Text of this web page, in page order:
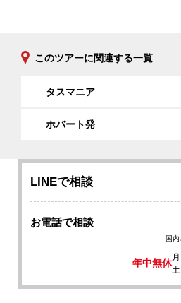
このツアーに関連する一覧
タスマニア
ホバート発
LINEで相談
お電話で相談
国
年中無休